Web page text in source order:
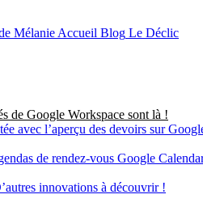
Mélanie Accueil Blog Le Déclic
de Google Workspace sont là !
avec l’aperçu des devoirs sur
de rendez-vous Google
innovations à découvrir !